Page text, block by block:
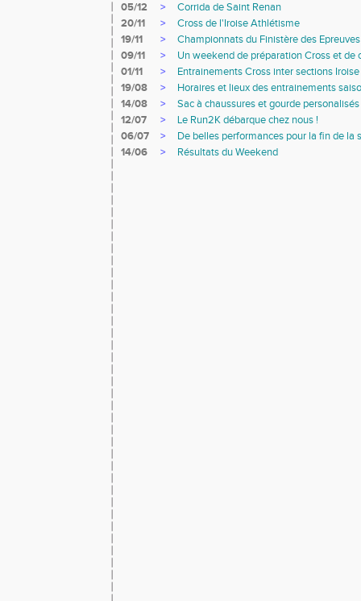
05/12
>
Corrida de Saint Renan
20/11
>
Cross de l'Iroise Athlétisme
19/11
>
Championnats du Finistère des
09/11
>
Un weekend de préparation Cross et de
01/11
>
Entrainements Cross inter sections
19/08
>
Horaires et lieux des entrainements
14/08
>
Sac à chaussures et gourde
12/07
>
Le Run2K débarque chez nous !
06/07
>
De belles performances pour la fin de la
14/06
> Résultats du Weekend